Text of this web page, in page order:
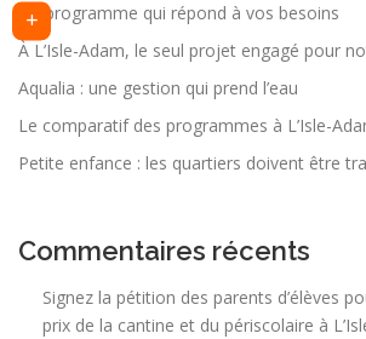
Un programme qui répond à vos besoins
À L’Isle-Adam, le seul projet engagé pour
Aqualia : une gestion qui prend l’eau
Le comparatif des programmes à L’Isle-
Petite enfance : les quartiers doivent être
Commentaires récents
Signez la pétition des parents d’élèves
prix de la cantine et du périscolaire à